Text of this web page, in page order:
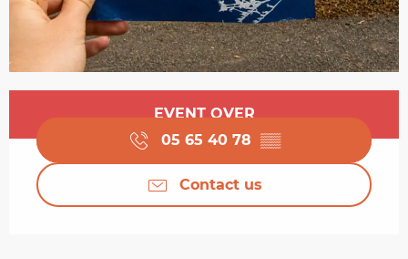
Opening hours & contact details
EVENT OVER
05 65 40 78 ▒▒
Contact us